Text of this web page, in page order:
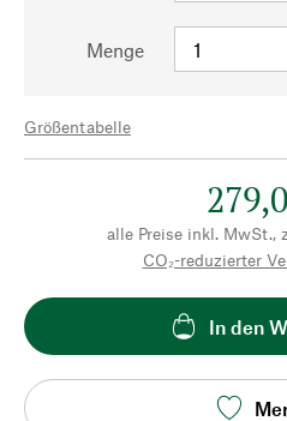
Menge
Größentabelle
alle Preise inkl. MwSt.,
CO₂-reduzierter
In den